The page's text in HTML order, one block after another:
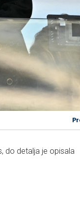
do detalja je opisala